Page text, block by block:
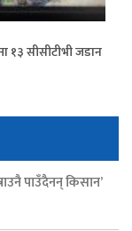
१३ सीसीटीभी जडान
पाउँदैनन् किसान’